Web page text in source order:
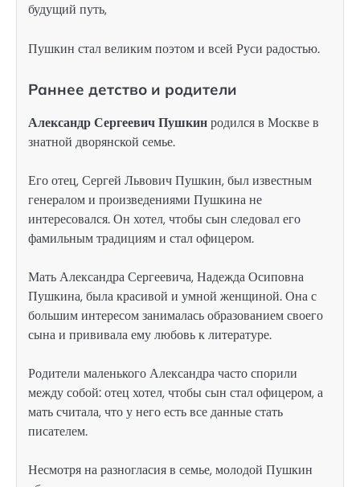
будущий путь,
Пушкин стал великим поэтом и всей Руси радостью.
Раннее детство и родители
Александр Сергеевич Пушкинродился в Москве в
знатной дворянской семье.
Его отец, Сергей Львович Пушкин, был известным
генералом и произведениями Пушкина не
интересовался. Он хотел, чтобы сын следовал его
фамильным традициям и стал офицером.
Мать Александра Сергеевича, Надежда Осиповна
Пушкина, была красивой и умной женщиной. Она с
большим интересом занималась образованием своего
сына и прививала ему любовь к литературе.
Родители маленького Александра часто спорили
между собой: отец хотел, чтобы сын стал офицером, а
мать считала, что у него есть все данные стать
писателем.
Несмотря на разногласия в семье, молодой Пушкин